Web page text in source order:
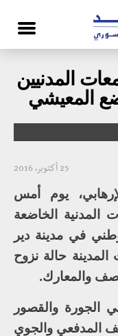
المدنيين
المعيشي
25 أكتوبر، 2016
يوم أمس
المدنية الخاضعة
في مدينة دير
المدينة حالة نزوح
والمعارك.
والقصور
المدفعي والجوي